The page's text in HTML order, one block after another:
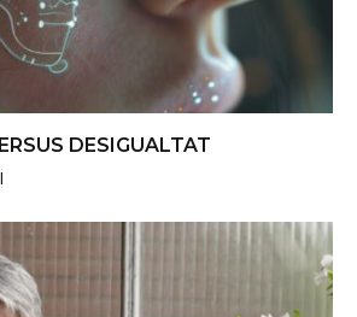
DESIGUALTAT